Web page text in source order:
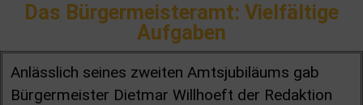
Das Bürgermeisteramt: Vielfältige
Aufgaben
Anlässlich seines zweiten Amtsjubiläums gab
Bürgermeister Dietmar Willhoeft der Redaktion